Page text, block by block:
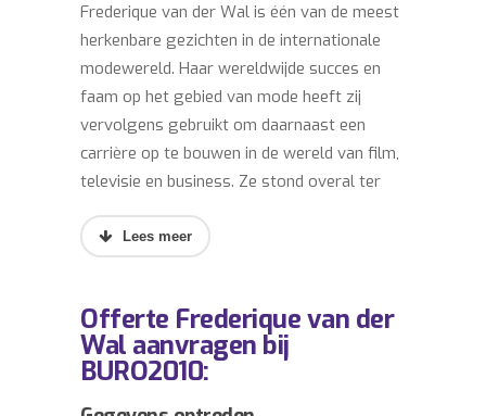
Frederique van der Wal is één van de meest
herkenbare gezichten in de internationale
modewereld. Haar wereldwijde succes en
faam op het gebied van mode heeft zij
vervolgens gebruikt om daarnaast een
carrière op te bouwen in de wereld van film,
televisie en business. Ze stond overal ter
wereld op de cover van modebladen zoals
Vogue en Cosmopolitan en deed mee aan
diverse films waarin zij samenwerkte met
geprezen regisseurs als Barry Sonnenfeld
(‘The Wild, Wild West’), Woody Allen
(‘Celebrity’), James Toback (‘2 Girls A Guy’)
Offerte Frederique van der
Wal aanvragen bij
BURO2010: